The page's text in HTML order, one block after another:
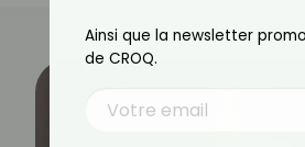
Ainsi que la newsletter
de CROQ.